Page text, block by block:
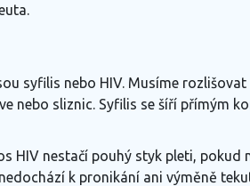
syfilis nebo HIV. Musíme
nebo sliznic. Syfilis se šíří přímým
HIV nestačí pouhý styk pleti, pokud
k pronikání ani výměně